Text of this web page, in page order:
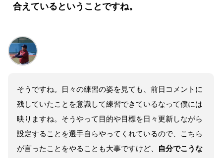
合えているということですね。
そうですね。日々の練習の姿を見ても、前日コメントに
残していたことを意識して練習できているなって僕には
映りますね。そうやって目的や目標を日々更新しながら
設定することを選手自らやってくれているので、こちら
が言ったことをやることも大事ですけど、
自分でこうな